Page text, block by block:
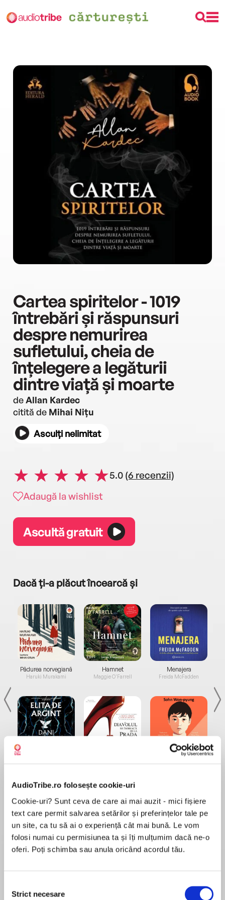
AudioTribe.ro folosește cookie-uri
Cookie-uri? Sunt ceva de care ai mai auzit - mici fișiere
text care permit salvarea setărilor și preferințelor tale pe
un site, ca tu să ai o experiență cât mai bună. Le vom
folosi numai cu permisiunea ta și îți mulțumim dacă ne-o
oferi. Poți schimba sau anula oricând acordul tău.
consimțământului
Strict necesare
Cartea spiritelor - 1019
întrebări și răspunsuri
despre nemurirea
sufletului, cheia de
înțelegere a legăturii
dintre viață și moarte
deAllan Kardec
citită de Mihai Nițu
Asculți nelimitat
5.0 (6 recenzii)
Adaugă la wishlist
Ascultă gratuit
Dacă ți-a plăcut încearcă și
Pădurea norvegiană
Haruki Murakami
Hamnet
Maggie O'Farrell
Menajera
Freida McFadden
Desprecarte
De mare impact și interes cultural în societatea
secolului XIX, spiritismul revendică un rol și o
încoronarea unei noi epoci, a unui nou pact cu